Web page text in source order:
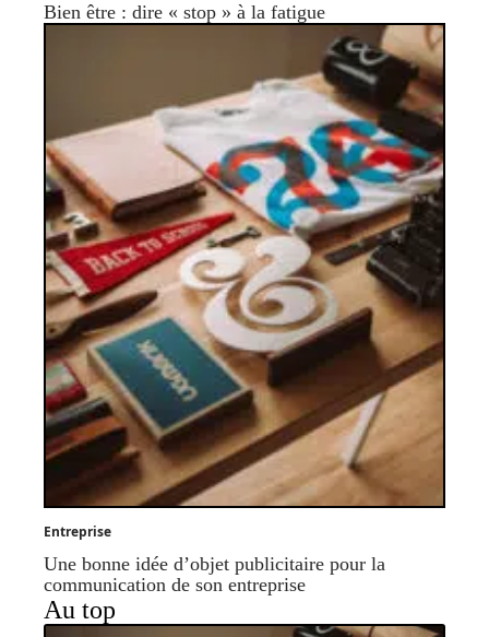
Bien être : dire « stop » à la fatigue
Entreprise
Une bonne idée d’objet publicitaire pour la
communication de son entreprise
Au top